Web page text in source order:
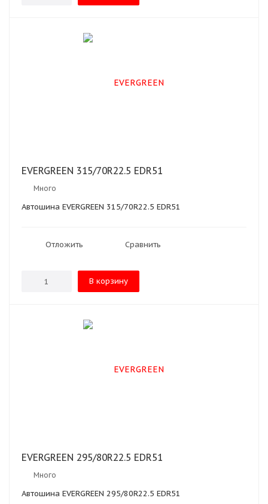
EVERGREEN 315/70R22.5 EDR51
Много
Автошина EVERGREEN 315/70R22.5 EDR51
Отложить Сравнить
В корзину
EVERGREEN 295/80R22.5 EDR51
Много
Автошина EVERGREEN 295/80R22.5 EDR51